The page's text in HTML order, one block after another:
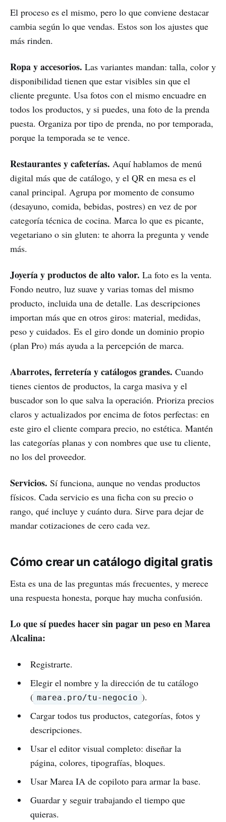
El proceso es el mismo, pero lo que conviene destacar
cambia según lo que vendas. Estos son los ajustes que
más rinden.
Ropa y accesorios. Las variantes mandan: talla, color y
disponibilidad tienen que estar visibles sin que el
cliente pregunte. Usa fotos con el mismo encuadre en
todos los productos, y si puedes, una foto de la prenda
puesta. Organiza por tipo de prenda, no por temporada,
porque la temporada se te vence.
Restaurantes y cafeterías. Aquí hablamos de menú
digital más que de catálogo, y el QR en mesa es el
canal principal. Agrupa por momento de consumo
(desayuno, comida, bebidas, postres) en vez de por
categoría técnica de cocina. Marca lo que es picante,
vegetariano o sin gluten: te ahorra la pregunta y vende
más.
Joyería y productos de alto valor. La foto es la venta.
Fondo neutro, luz suave y varias tomas del mismo
producto, incluida una de detalle. Las descripciones
importan más que en otros giros: material, medidas,
peso y cuidados. Es el giro donde un dominio propio
(plan Pro) más ayuda a la percepción de marca.
Abarrotes, ferretería y catálogos grandes. Cuando
tienes cientos de productos, la carga masiva y el
buscador son lo que salva la operación. Prioriza precios
claros y actualizados por encima de fotos perfectas: en
este giro el cliente compara precio, no estética. Mantén
las categorías planas y con nombres que use tu cliente,
no los del proveedor.
Servicios. Sí funciona, aunque no vendas productos
físicos. Cada servicio es una ficha con su precio o
rango, qué incluye y cuánto dura. Sirve para dejar de
mandar cotizaciones de cero cada vez.
Cómo crear un catálogo digital gratis
Esta es una de las preguntas más frecuentes, y merece
una respuesta honesta, porque hay mucha confusión.
Lo que sí puedes hacer sin pagar un peso en Marea
Alcalina:
Registrarte.
Elegir el nombre y la dirección de tu catálogo
( marea.pro/tu-negocio ).
Cargar todos tus productos, categorías, fotos y
descripciones.
Usar el editor visual completo: diseñar la
página, colores, tipografías, bloques.
Usar Marea IA de copiloto para armar la base.
Guardar y seguir trabajando el tiempo que
quieras.